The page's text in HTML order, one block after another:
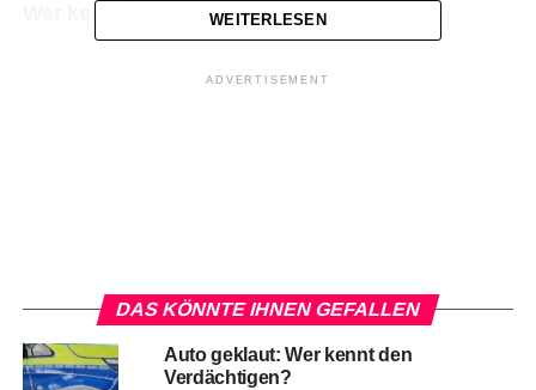
Wer kennt diese Automatenknacker?
WEITERLESEN
ADVERTISEMENT
DAS KÖNNTE IHNEN GEFALLEN
Auto geklaut: Wer kennt den
Verdächtigen?